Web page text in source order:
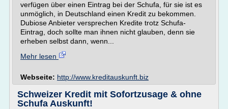
verfügen über einen Eintrag bei der Schufa, für sie ist es
unmöglich, in Deutschland einen Kredit zu bekommen.
Dubiose Anbieter versprechen Kredite trotz Schufa-
Eintrag, doch sollte man ihnen nicht glauben, denn sie
erheben selbst dann, wenn...
Mehr lesen
Webseite: http://www.kreditauskunft.biz
Schweizer Kredit mit Sofortzusage & ohne
Schufa Auskunft!